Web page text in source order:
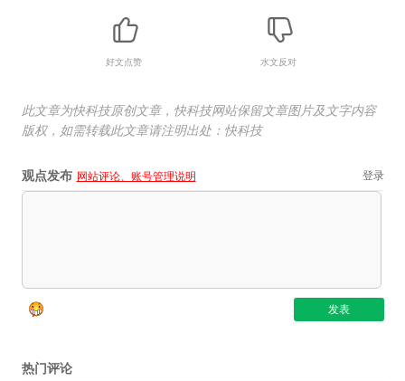
好文点赞 水文反对
此文章为快科技原创文章，快科技网站保留文章图片及文字内容
版权，如需转载此文章请注明出处：快科技
观点发布 网站评论、账号管理说明 登录
热门评论